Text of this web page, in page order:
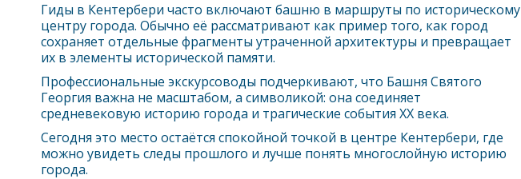
Гиды в Кентербери часто включают башню в маршруты по историческому
центру города. Обычно её рассматривают как пример того, как город
сохраняет отдельные фрагменты утраченной архитектуры и превращает
их в элементы исторической памяти.
Профессиональные экскурсоводы подчеркивают, что Башня Святого
Георгия важна не масштабом, а символикой: она соединяет
средневековую историю города и трагические события XX века.
Сегодня это место остаётся спокойной точкой в центре Кентербери, где
можно увидеть следы прошлого и лучше понять многослойную историю
города.